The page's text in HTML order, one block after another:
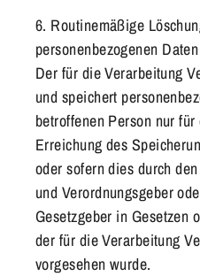
6. Routinemäßige
personenbezogenen Daten
Der für die Verarbeitung
und speichert
betroffenen Person nur
Erreichung des
oder sofern dies durch
und Verordnungsgeber
Gesetzgeber in Gesetzen
der für die Verarbeitung
vorgesehen wurde.